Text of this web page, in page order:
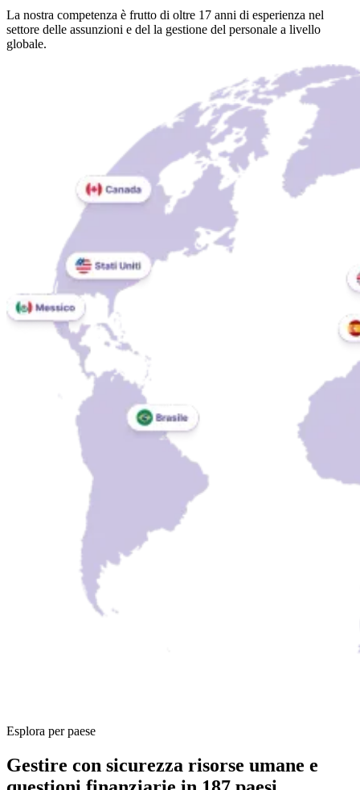
La nostra competenza è frutto di oltre 17 anni di esperienza nel
settore delle assunzioni e del la gestione del personale a livello
globale.
Esplora per paese
Gestire con sicurezza risorse umane e